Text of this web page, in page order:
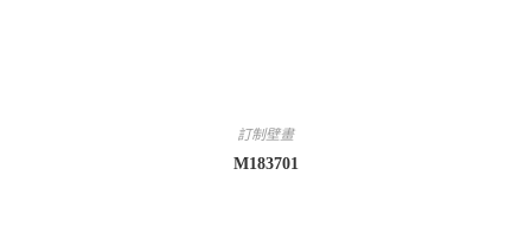
訂制壁畫
M183701